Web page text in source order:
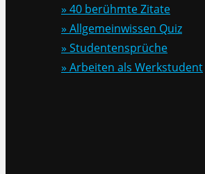
» 40 berühmte Zitate
» Allgemeinwissen Quiz
» Studentensprüche
» Arbeiten als Werkstudent